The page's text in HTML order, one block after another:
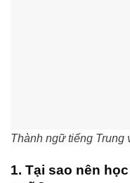
Thành ngữ tiếng Trung
1. Tại sao nên